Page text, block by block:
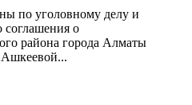
по уголовному делу и
соглашения о
района города Алматы
Ашкеевой...